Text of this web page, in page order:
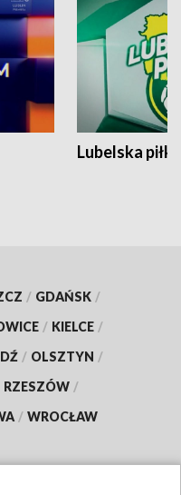
Lubelska piłka
/ GDAŃSK /
/ KIELCE /
/ OLSZTYN /
RZESZÓW /
/ WROCŁAW